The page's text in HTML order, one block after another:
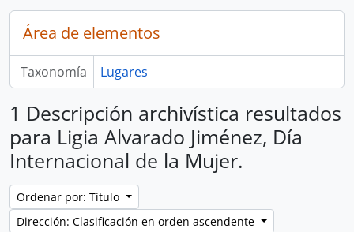
Área de elementos
Taxonomía Lugares
1 Descripción archivística resultados
para Ligia Alvarado Jiménez, Día
Internacional de la Mujer.
Ordenar por: Título
Dirección: Clasificación en orden ascendente